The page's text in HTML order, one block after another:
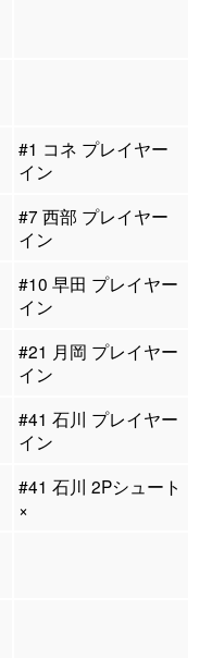
#1 コネ プレイヤー
イン
#7 西部 プレイヤー
イン
#10 早田 プレイヤー
イン
#21 月岡 プレイヤー
イン
#41 石川 プレイヤー
イン
#41 石川 2Pシュート
×